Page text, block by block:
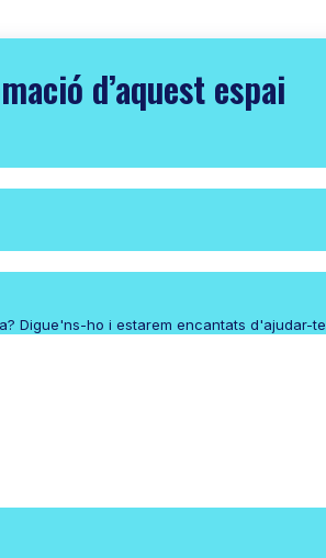
d’aquest espai
Digue'ns-ho i estarem encantats d'ajudar-te